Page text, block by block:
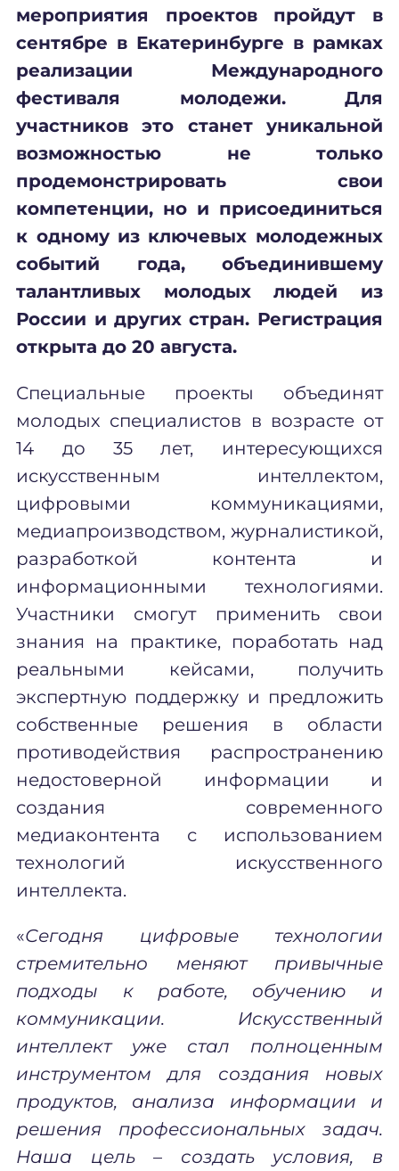
мероприятия
проектовпройдут в
сентябре в Екатеринбурге в рамках
реализации Международного
фестиваля молодежи. Для
участников это станет уникальной
возможностью не только
продемонстрировать свои
компетенции, но и присоединиться
к одному из ключевых молодежных
событий года, объединившему
талантливых молодых людей из
России и других стран. Регистрация
открыта до 20 августа.
Специальные проекты объединят
молодых специалистов в возрасте от
14 до 35 лет, интересующихся
искусственным интеллектом,
цифровыми коммуникациями,
медиапроизводством, журналистикой,
разработкой контента и
информационными технологиями.
Участники смогут применить свои
знания на практике, поработать над
реальными кейсами, получить
экспертную поддержку и предложить
собственные решения в области
противодействия распространению
недостоверной информации и
создания современного
медиаконтента с использованием
технологий искусственного
интеллекта.
«Сегодня цифровые технологии
стремительно меняют привычные
подходы к работе, обучению и
коммуникации. Искусственный
интеллект уже стал полноценным
инструментом для создания новых
продуктов, анализа информации и
решения профессиональных задач.
Наша цель– создать условия, в